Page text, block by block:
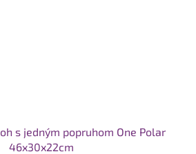
s jedným popruhom One Polar
46x30x22cm